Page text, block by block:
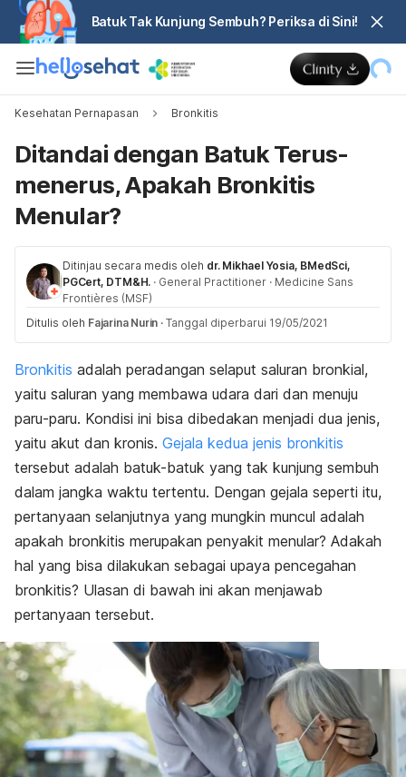
Batuk Tak Kunjung Sembuh? Periksa di Sini!
Kesehatan Pernapasan Bronkitis
Ditandai dengan Batuk Terus-
menerus, Apakah Bronkitis
Menular?
Ditinjau secara medis oleh dr. Mikhael Yosia, BMedSci,
PGCert, DTM&H. · General Practitioner · Medicine Sans
Frontières (MSF)
Ditulis oleh Fajarina Nurin · Tanggal diperbarui 19/05/2021
Bronkitis adalah peradangan selaput saluran bronkial,
yaitu saluran yang membawa udara dari dan menuju
paru-paru. Kondisi ini bisa dibedakan menjadi dua jenis,
yaitu akut dan kronis. Gejala kedua jenis bronkitis
tersebut adalah batuk-batuk yang tak kunjung sembuh
dalam jangka waktu tertentu. Dengan gejala seperti itu,
pertanyaan selanjutnya yang mungkin muncul adalah
apakah bronkitis merupakan penyakit menular? Adakah
hal yang bisa dilakukan sebagai upaya pencegahan
bronkitis? Ulasan di bawah ini akan menjawab
pertanyaan tersebut.